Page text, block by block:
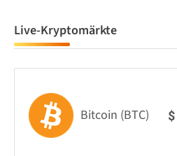
Live-Kryptomärkte
Bitcoin (BTC) $